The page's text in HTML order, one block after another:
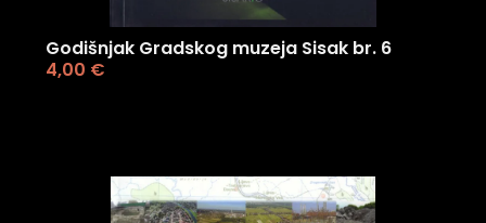
Godišnjak Gradskog muzeja Sisak br. 6
4,00 €